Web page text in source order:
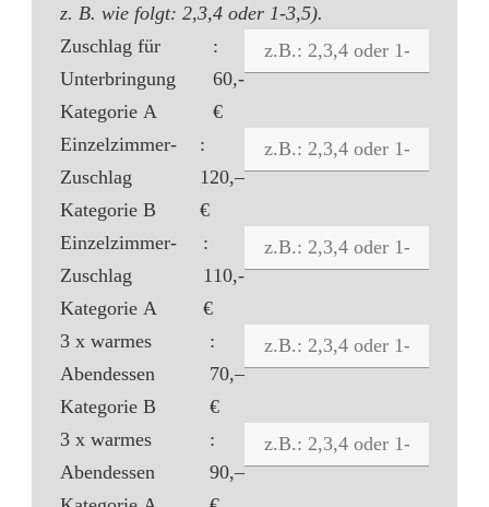
z. B. wie folgt: 2,3,4 oder 1-3,5).
Zuschlag für
Unterbringung
Kategorie A
:
60,-
€
Einzelzimmer-
Zuschlag
Kategorie B
:
120,–
€
Einzelzimmer-
Zuschlag
Kategorie A
:
110,-
€
3 x warmes
Abendessen
Kategorie B
:
70,–
€
3 x warmes
Abendessen
:
90,–